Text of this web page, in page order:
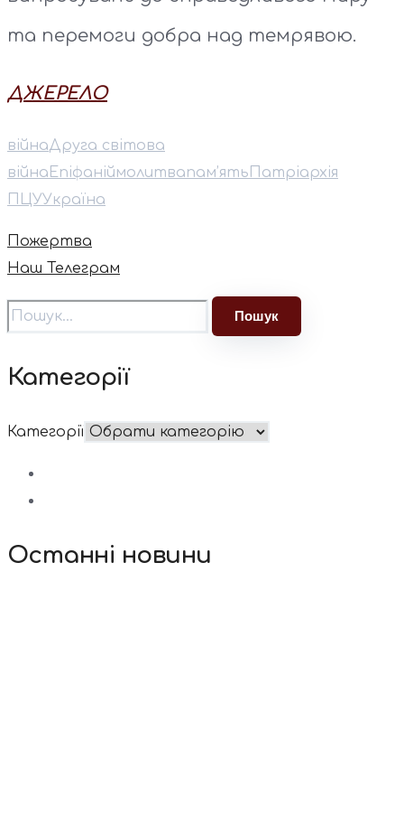
та перемоги добра над темрявою.
ДЖЕРЕЛО
війнаДруга світова
війна Епіфаніймолитвапам’ять Патріархія
ПЦУУкраїна
Пожертва
Наш Телеграм
Категорії
Категорії
Останні новини